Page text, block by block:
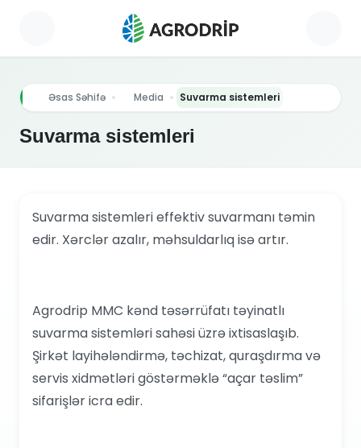
Əsas Səhifə Media Suvarma sistemleri
Suvarma sistemleri
Suvarma sistemleri effektiv suvarmanı təmin
edir. Xərclər azalır, məhsuldarlıq isə artır.
Agrodrip MMC kənd təsərrüfatı təyinatlı
suvarma sistemləri sahəsi üzrə ixtisaslaşıb.
Şirkət layihələndirmə, təchizat, quraşdırma və
servis xidmətləri göstərməklə “açar təslim”
sifarişlər icra edir.